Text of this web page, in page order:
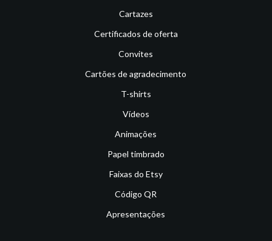
Cartazes
Certificados de oferta
Convites
Cartões de agradecimento
T-shirts
Vídeos
Animações
Papel timbrado
Faixas do Etsy
Código QR
Apresentações